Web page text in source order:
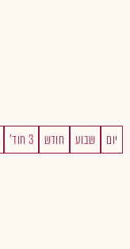
יום שבוע חודש 3 חוד'